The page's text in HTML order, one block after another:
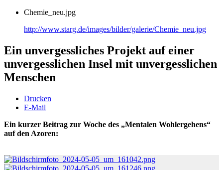
Chemie_neu.jpg
http://www.starg.de/images/bilder/galerie/Chemie_neu.jpg
Ein unvergessliches Projekt auf einer
unvergesslichen Insel mit unvergesslichen
Menschen
Drucken
E-Mail
Ein kurzer Beitrag zur Woche des „Mentalen Wohlergehens“
auf den Azoren: